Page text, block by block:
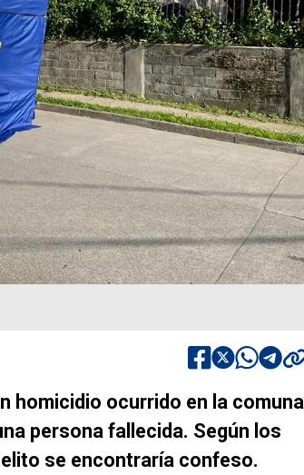
homicidio ocurrido en la comuna
persona fallecida. Según los
se encontraría confeso.